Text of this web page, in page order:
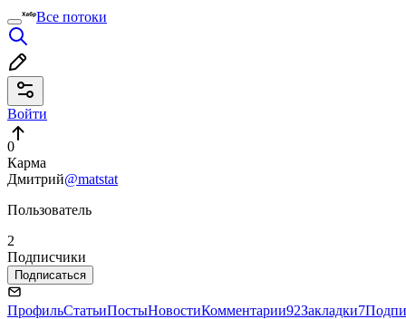
Все потоки
Войти
0
Карма
Дмитрий@matstat
Пользователь
2
Подписчики
Подписаться
ПрофильСтатьиПостыНовостиКомментарии92Закладки7